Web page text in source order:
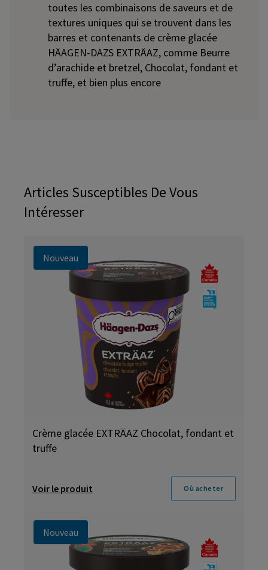
toutes les combinaisons de saveurs et de
textures uniques qui se trouvent dans les
barres et contenants de crème glacée
HÄAGEN-DAZS EXTRÄAZ, comme Beurre
d’arachide et bretzel, Chocolat, fondant et
truffe, et bien plus encore
Articles Susceptibles De Vous
Intéresser
Nouveau
Crème glacée EXTRÄAZ Chocolat, fondant et
truffe
Voir le produit Où acheter
Nouveau